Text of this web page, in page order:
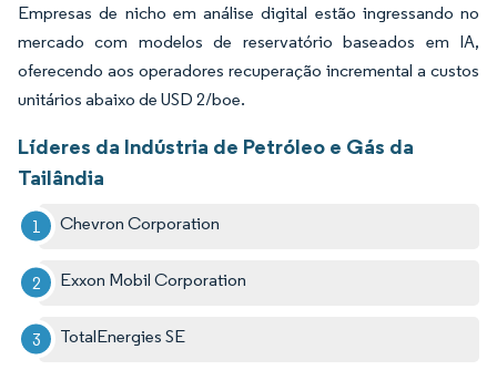
Empresas de nicho em análise digital estão ingressando no
mercado com modelos de reservatório baseados em IA,
oferecendo aos operadores recuperação incremental a custos
unitários abaixo de USD 2/boe.
Líderes da Indústria de Petróleo e Gás da
Tailândia
Chevron Corporation
Exxon Mobil Corporation
TotalEnergies SE